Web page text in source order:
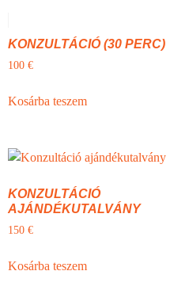
KONZULTÁCIÓ (30 PERC)
100 €
Kosárba teszem
KONZULTÁCIÓ
AJÁNDÉKUTALVÁNY
150 €
Kosárba teszem